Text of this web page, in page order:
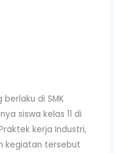
di SMK
siswa kelas 11 di
kerja Industri,
kegiatan tersebut